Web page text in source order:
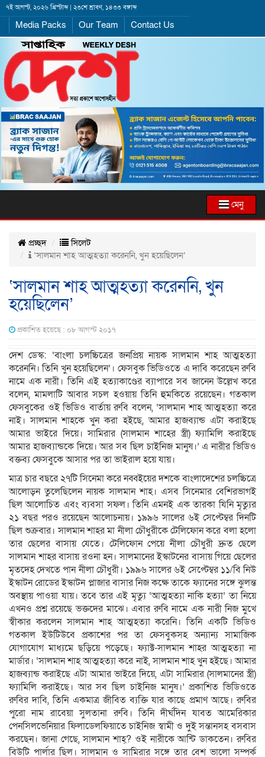
৭ই আগস্ট, ২০২৬ খ্রিস্টাব্দ | ২৩শে শ্রাবণ, ১৪৩৩ বঙ্গাব্দ
Media Packs Our Team Contact Us
মেনু
প্রচ্ছদ
সিলেট
‘সালমান শাহ আত্মহত্যা করেননি, খুন হয়েছিলেন’
‘সালমান শাহ আত্মহত্যা করেননি, খুন
হয়েছিলেন’
প্রকাশিত হয়েছে : ০৮ আগস্ট ২০১৭
দেশ ডেস্ক: ‘বাংলা চলচ্চিত্রের জনপ্রিয় নায়ক সালমান শাহ আত্মহত্যা
করেননি। তিনি খুন হয়েছিলেন’। ফেসবুক ভিডিওতে এ দাবি করেছেন রুবি
নামে এক নারী। তিনি এই হত্যাকাণ্ডের ব্যাপারে সব জানেন উল্লেখ করে
বলেন, মামলাটি আবার সচল হওয়ায় তিনি হুমকিতে রয়েছেন। গতকাল
ফেসবুকের ওই ভিডিও বার্তায় রুবি বলেন, ‘সালমান শাহ আত্মহত্যা করে
নাই। সালমান শাহকে খুন করা হইছে, আমার হাজব্যান্ড এটা করাইছে
আমার ভাইরে দিয়ে। সামিরার (সালমান শাহের স্ত্রী) ফ্যামিলি করাইছে
আমার হাজব্যান্ডকে দিয়ে। আর সব ছিল চাইনিজ মানুষ।’ এ নারীর ভিডিও
বক্তব্য ফেসবুকে আসার পর তা ভাইরাল হয়ে যায়।
মাত্র চার বছরে ২৭টি সিনেমা করে নব্বইয়ের দশকে বাংলাদেশের চলচ্চিত্রে
আলোড়ন তুলেছিলেন নায়ক সালমান শাহ। এসব সিনেমার বেশিরভাগই
ছিল আলোচিত এবং ব্যবসা সফল। তিনি এমনই এক তারকা যিনি মৃত্যুর
২১ বছর পরও রয়েছেন আলোচনায়। ১৯৯৬ সালের ৬ই সেপ্টেম্বর দিনটি
ছিল শুক্রবার। সালমান শাহর মা নীলা চৌধুরীকে টেলিফোন করে বলা হলো
তার ছেলের বাসায় যেতে। টেলিফোন পেয়ে নীলা চৌধুরী দ্রুত ছেলে
সালমান শাহর বাসায় রওনা হন। সালমানের ইস্কাটনের বাসায় গিয়ে ছেলের
মৃতদেহ দেখতে পান নীলা চৌধুরী। ১৯৯৬ সালের ৬ই সেপ্টেম্বর ১১/বি নিউ
ইস্কাটন রোডের ইস্কাটন প্লাজার বাসার নিজ কক্ষে তাকে ফ্যানের সঙ্গে ঝুলন্ত
অবস্থায় পাওয়া যায়। তবে তার এই মৃত্যু ‘আত্মহত্যা নাকি হত্যা’ তা নিয়ে
এখনও প্রশ্ন রয়েছে ভক্তদের মাঝে। এবার রুবি নামে এক নারী নিজ মুখে
স্বীকার করলেন সালমান শাহ আত্মহত্যা করেনি। তিনি একটি ভিডিও
গতকাল ইউটিউবে প্রকাশের পর তা ফেসবুকসহ অন্যান্য সামাজিক
যোগাযোগ মাধ্যমে ছড়িয়ে পড়েছে। ফ্যাক্ট-সালমান শাহর আত্মহত্যা না
মার্ডার। ‘সালমান শাহ আত্মহত্যা করে নাই, সালমান শাহ খুন হইছে। আমার
হাজব্যান্ড করাইছে এটা আমার ভাইরে দিয়ে, এটা সামিরার (সালমানের স্ত্রী)
ফ্যামিলি করাইছে। আর সব ছিল চাইনিজ মানুষ।’ প্রকাশিত ভিডিওতে
রুবির দাবি, তিনি একমাত্র জীবিত ব্যক্তি যার কাছে প্রমাণ আছে। রুবির
পুরো নাম রাবেয়া সুলতানা রুবি। তিনি দীর্ঘদিন যাবত আমেরিকার
পেনসিলভেনিয়ার ফিলাডেলফিয়াতে চাইনিজ স্বামী ও দুই সন্তানসহ বসবাস
করছেন। জানা গেছে, সালমান শাহ্‌? ওই নারীকে আন্টি ডাকতেন। রুবির
বিউটি পার্লার ছিল। সালমান ও সামিরার সঙ্গে তার বেশ ভালো সম্পর্ক